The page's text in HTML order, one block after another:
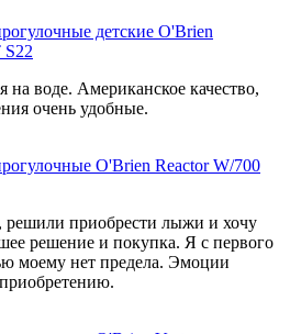
детские O'Brien
воде. Американское качество,
очень удобные.
O'Brien Reactor W/700
решили приобрести лыжи и хочу
решение и покупка. Я с первого
моему нет предела. Эмоции